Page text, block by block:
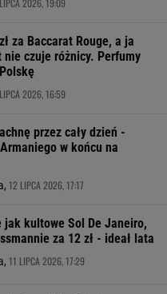
2026, 19:09
za Baccarat Rouge, a ja
nie czuje różnicy. Perfumy
2026, 16:59
przez cały dzień -
w końcu na
12 LIPCA 2026, 17:17
jak kultowe Sol De Janeiro,
za 12 zł - ideał lata
11 LIPCA 2026, 17:29